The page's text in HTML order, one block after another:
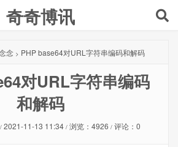
奇奇博讯
念 > PHP base64对URL字符串编码和解码
对URL字符串编码
和解码
/ 2021-11-13 11:34 / 浏览：4926 / 评论：0